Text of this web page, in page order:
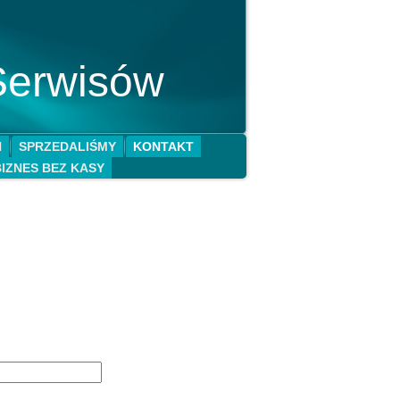
SPRZEDALIŚMY
KONTAKT
BEZ KASY